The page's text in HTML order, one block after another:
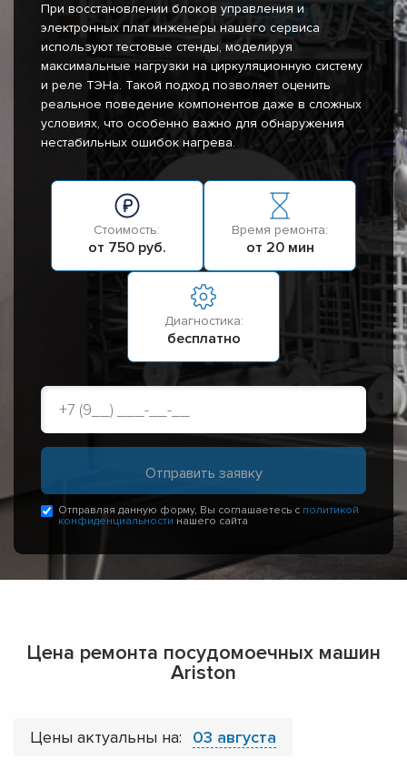
При восстановлении блоков управления и
электронных плат инженеры нашего сервиса
используют тестовые стенды, моделируя
максимальные нагрузки на циркуляционную систему
и реле ТЭНа. Такой подход позволяет оценить
реальное поведение компонентов даже в сложных
условиях, что особенно важно для обнаружения
нестабильных ошибок нагрева.
Стоимость:
от 750 руб.
Время ремонта:
от 20 мин
Диагностика:
бесплатно
Отправляя данную форму, Вы соглашаетесь с политикой
конфиденциальности нашего сайта
Цена ремонта посудомоечных машин
Ariston
Цены актуальны на: 03 августа